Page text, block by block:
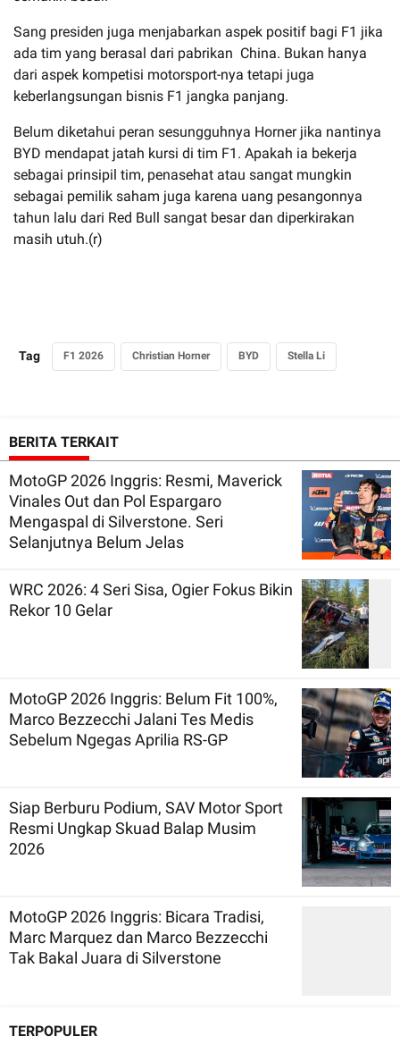
Sang presiden juga menjabarkan aspek positif bagi F1 jika
ada tim yang berasal dari pabrikan China. Bukan hanya
dari aspek kompetisi motorsport-nya tetapi juga
keberlangsungan bisnis F1 jangka panjang.
Belum diketahui peran sesungguhnya Horner jika nantinya
BYD mendapat jatah kursi di tim F1. Apakah ia bekerja
sebagai prinsipil tim, penasehat atau sangat mungkin
sebagai pemilik saham juga karena uang pesangonnya
tahun lalu dari Red Bull sangat besar dan diperkirakan
masih utuh.(r)
Tag F1 2026 Christian Horner BYD Stella Li
BERITA TERKAIT
MotoGP 2026 Inggris: Resmi, Maverick
Vinales Out dan Pol Espargaro
Mengaspal di Silverstone. Seri
Selanjutnya Belum Jelas
WRC 2026: 4 Seri Sisa, Ogier Fokus Bikin
Rekor 10 Gelar
MotoGP 2026 Inggris: Belum Fit 100%,
Marco Bezzecchi Jalani Tes Medis
Sebelum Ngegas Aprilia RS-GP
Siap Berburu Podium, SAV Motor Sport
Resmi Ungkap Skuad Balap Musim
2026
MotoGP 2026 Inggris: Bicara Tradisi,
Marc Marquez dan Marco Bezzecchi
Tak Bakal Juara di Silverstone
TERPOPULER